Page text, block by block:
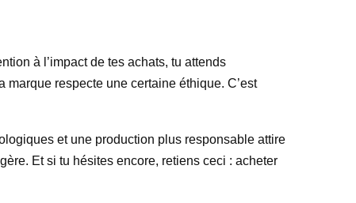
à l’impact de tes achats, tu attends
respecte une certaine éthique. C’est
et une production plus responsable attire
Et si tu hésites encore, retiens ceci : acheter